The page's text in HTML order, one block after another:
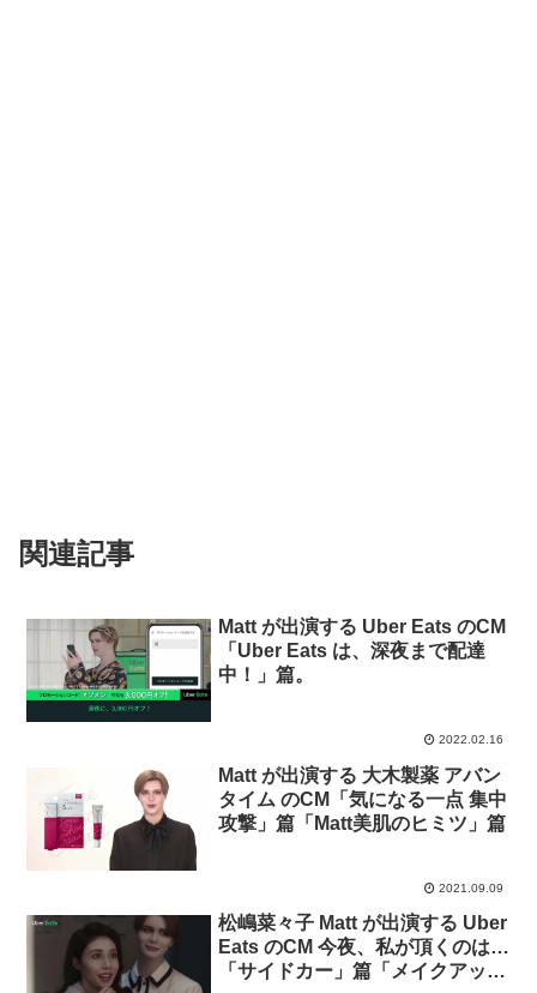
関連記事
Matt が出演する Uber Eats のCM
「Uber Eats は、深夜まで配達
中！」篇。
2022.02.16
Matt が出演する 大木製薬 アバン
タイム のCM「気になる一点 集中
攻撃」篇「Matt美肌のヒミツ」篇
2021.09.09
松嶋菜々子 Matt が出演する Uber
Eats のCM 今夜、私が頂くのは…
「サイドカー」篇「メイクアッ